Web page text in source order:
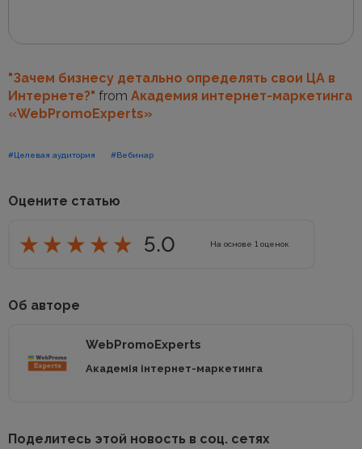
"Зачем бизнесу детально определять свои ЦА в
Интернете?" from Академия интернет-маркетинга
«WebPromoExperts»
#Целевая аудитория #Вебинар
Оцените статью
5.0 На основе 1 оценок
Об авторе
WebPromoExperts
Академія інтернет-маркетинга
Поделитесь этой новость в соц. сетях